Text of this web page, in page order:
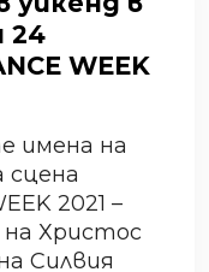
24
WEEK
имена на
2021 –
на Христос
Силвия